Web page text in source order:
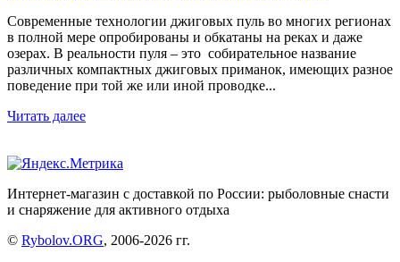
Современные технологии джиговых пуль во многих регионах
в полной мере опробированы и обкатаны на реках и даже
озерах. В реальности пуля – это собирательное название
различных компактных джиговых приманок, имеющих разное
поведение при той же или иной проводке...
Читать далее
Интернет-магазин с доставкой по России: рыболовные снасти
и снаряжение для активного отдыха
© Rybolov.ORG, 2006-2026 гг.